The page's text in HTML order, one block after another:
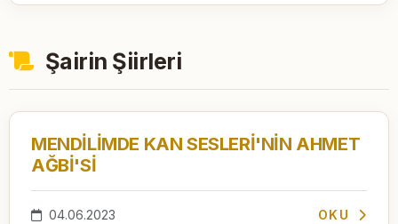
Şairin Şiirleri
MENDİLİMDE KAN SESLERİ'NİN AHMET
AĞBİ'Sİ
04.06.2023 OKU